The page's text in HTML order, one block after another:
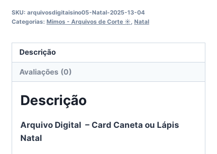
Lápis
quantidade
SKU: arquivosdigitaisino05-Natal-2025-13-04
Categorias: Mimos - Arquivos de Corte ☀︎ Natal
Descrição
Avaliações (0)
Descrição
Arquivo Digital – Card Caneta ou Lápis
Natal